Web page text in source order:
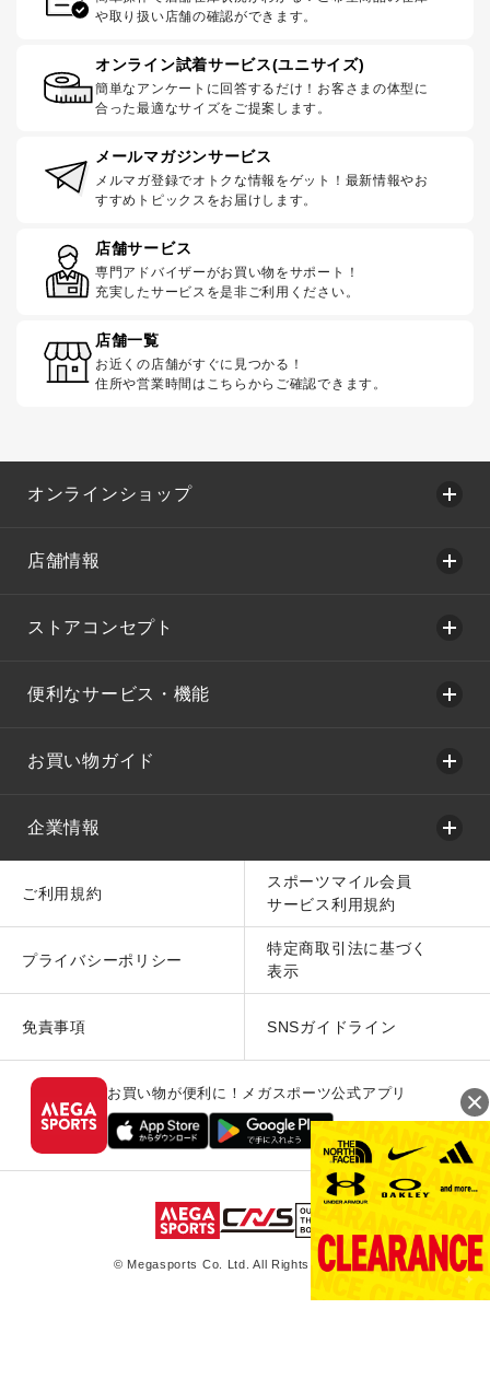
や取り扱い店舗の確認ができます。
オンライン試着サービス(ユニサイズ)
簡単なアンケートに回答するだけ！お客さまの体型に
合った最適なサイズをご提案します。
メールマガジンサービス
メルマガ登録でオトクな情報をゲット！最新情報やお
すすめトピックスをお届けします。
店舗サービス
専門アドバイザーがお買い物をサポート！
充実したサービスを是非ご利用ください。
店舗一覧
お近くの店舗がすぐに見つかる！
住所や営業時間はこちらからご確認できます。
オンラインショップ
店舗情報
ストアコンセプト
便利なサービス・機能
お買い物ガイド
企業情報
ご利用規約
スポーツマイル会員
サービス利用規約
プライバシーポリシー
特定商取引法に基づく
表示
免責事項 SNSガイドライン
お買い物が便利に！メガスポーツ公式アプリ
© Megasports Co. Ltd. All Rights Reserved.